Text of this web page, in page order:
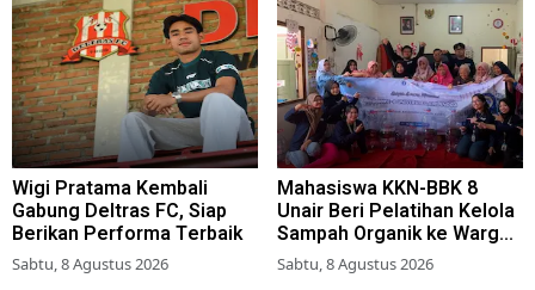
Wigi Pratama Kembali
Gabung Deltras FC, Siap
Berikan Performa Terbaik
Sabtu, 8 Agustus 2026
Mahasiswa KKN-BBK 8
Unair Beri Pelatihan Kelola
Sampah Organik ke Warga
Simokerto Surabaya
Sabtu, 8 Agustus 2026